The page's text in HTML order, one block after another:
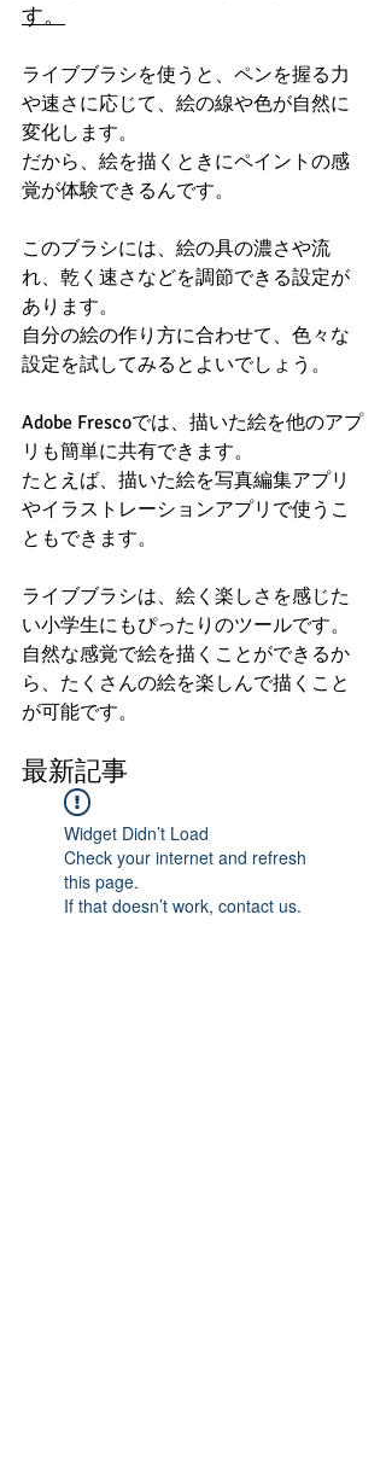
す。
ライブブラシを使うと、ペンを握る力
や速さに応じて、絵の線や色が自然に
変化します。
だから、絵を描くときにペイントの感
覚が体験できるんです。
このブラシには、絵の具の濃さや流
れ、乾く速さなどを調節できる設定が
あります。
自分の絵の作り方に合わせて、色々な
設定を試してみるとよいでしょう。
Adobe Frescoでは、描いた絵を他のアプ
リも簡単に共有できます。
たとえば、描いた絵を写真編集アプリ
やイラストレーションアプリで使うこ
ともできます。
ライブブラシは、絵く楽しさを感じた
い小学生にもぴったりのツールです。
自然な感覚で絵を描くことができるか
ら、たくさんの絵を楽しんで描くこと
が可能です。
最新記事
Widget Didn’t Load
Check your internet and refresh
this page.
If that doesn’t work, contact us.